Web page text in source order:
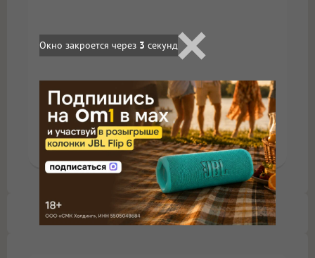
Омичей ознакомят с
планом развития региона
11:15, 12 февраля 2013 #Развитие
Окно закроется через 2 секунд